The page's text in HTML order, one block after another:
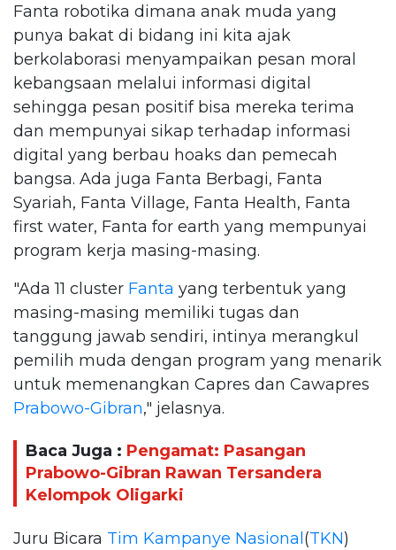
Fanta robotika dimana anak muda yang
punya bakat di bidang ini kita ajak
berkolaborasi menyampaikan pesan moral
kebangsaan melalui informasi digital
sehingga pesan positif bisa mereka terima
dan mempunyai sikap terhadap informasi
digital yang berbau hoaks dan pemecah
bangsa. Ada juga Fanta Berbagi, Fanta
Syariah, Fanta Village, Fanta Health, Fanta
first water, Fanta for earth yang mempunyai
program kerja masing-masing.
"Ada 11 cluster Fanta yang terbentuk yang
masing-masing memiliki tugas dan
tanggung jawab sendiri, intinya merangkul
pemilih muda dengan program yang menarik
untuk memenangkan Capres dan Cawapres
Prabowo-Gibran," jelasnya.
Baca Juga : Pengamat: Pasangan
Prabowo-Gibran Rawan Tersandera
Kelompok Oligarki
Juru Bicara Tim Kampanye Nasional (TKN)